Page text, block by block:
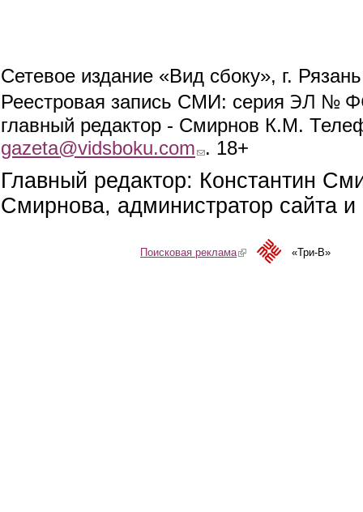
Сетевое издание «Вид сбоку», г.
Реестровая запись СМИ: серия ЭЛ №
главный редактор - Смирнов К.М.
gazeta@vidsboku.com (link sends e-mail)
. 18+
Главный редактор: Константин
Смирнова, администратор сайта
Поисковая реклама(link is external)«Три-В»